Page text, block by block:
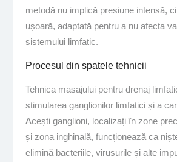
metodă nu implică presiune intensă,
ușoară, adaptată pentru a nu afecta
sistemului limfatic.
Procesul din spatele tehnicii
Tehnica masajului pentru drenaj
stimularea ganglionilor limfatici și a
Acești ganglioni, localizați în zone
și zona inghinală, funcționează ca
elimină bacteriile, virusurile și alte